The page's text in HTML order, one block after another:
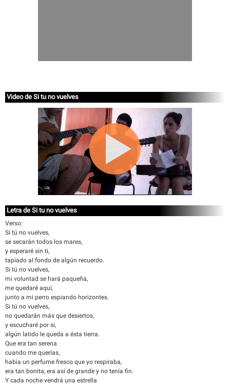
Video de Si tu no vuelves
Letra de Si tu no vuelves
Verso:
Si tú no vuelves,
se secarán todos los mares,
y esperaré sin ti,
tapiado al fondo de algún recuerdo.
Si tú no vuelves,
mi voluntad se hará paqueña,
me quedaré aquí,
junto a mi perro espiando horizontes.
Si tú no vuelves,
no quedarán más que desiertos,
y escucharé por si,
algún latido le queda a ésta tierra.
Que era tan serena
cuando me querías,
habia un perfume fresco que yo respiraba,
era tan bonita, era así de grande y no tenía fin.
Y cada noche vendrá una estrella